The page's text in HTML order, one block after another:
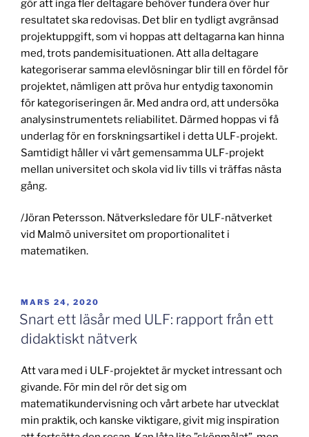
gör att inga fler deltagare behöver fundera över hur
resultatet ska redovisas. Det blir en tydligt avgränsad
projektuppgift, som vi hoppas att deltagarna kan hinna
med, trots pandemisituationen. Att alla deltagare
kategoriserar samma elevlösningar blir till en fördel för
projektet, nämligen att pröva hur entydig taxonomin
för kategoriseringen är. Med andra ord, att undersöka
analysinstrumentets reliabilitet. Därmed hoppas vi få
underlag för en forskningsartikel i detta ULF-projekt.
Samtidigt håller vi vårt gemensamma ULF-projekt
mellan universitet och skola vid liv tills vi träffas nästa
gång.
/Jöran Petersson. Nätverksledare för ULF-nätverket
vid Malmö universitet om proportionalitet i
matematiken.
PUBLICERAT
MARS 24, 2020
Snart ett läsår med ULF: rapport från ett
didaktiskt nätverk
Att vara med i ULF-projektet är mycket intressant och
givande. För min del rör det sig om
matematikundervisning och vårt arbete har utvecklat
min praktik, och kanske viktigare, givit mig inspiration